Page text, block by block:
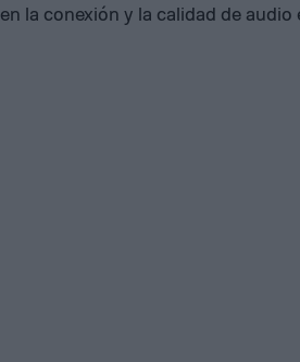
en la conexión y la calidad de